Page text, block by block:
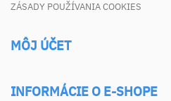
ZÁSADY POUŽÍVANIA COOKIES
MÔJ ÚČET
INFORMÁCIE O E-SHOPE